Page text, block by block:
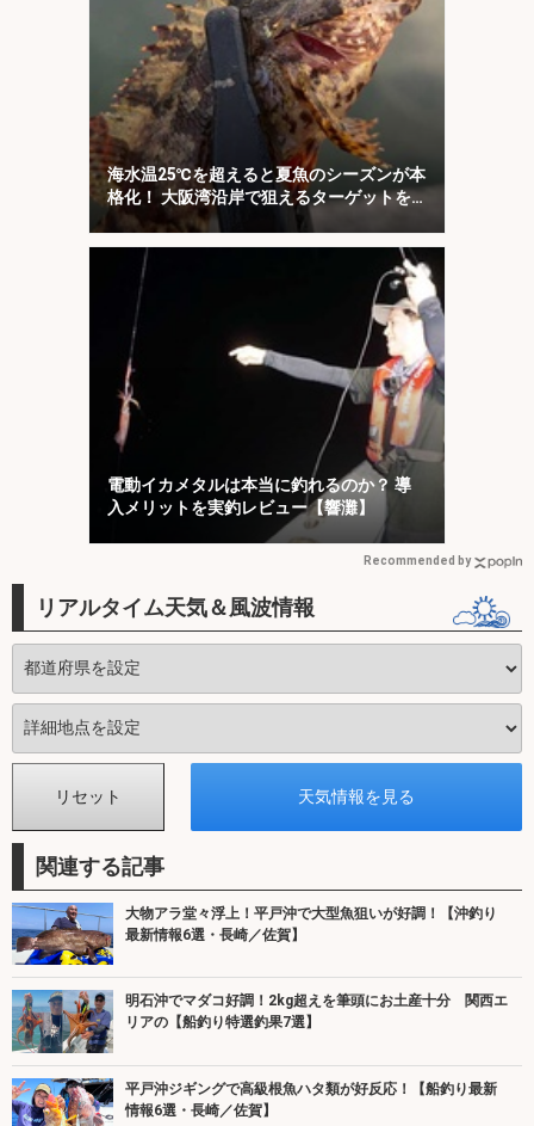
海水温25℃を超えると夏魚のシーズンが本
格化！ 大阪湾沿岸で狙えるターゲットを
紹介
電動イカメタルは本当に釣れるのか？ 導
入メリットを実釣レビュー【響灘】
Recommended by
リアルタイム天気＆風波情報
関連する記事
大物アラ堂々浮上！平戸沖で大型魚狙いが好調！【沖釣り
最新情報6選・長崎／佐賀】
明石沖でマダコ好調！2kg超えを筆頭にお土産十分 関西エ
リアの【船釣り特選釣果7選】
平戸沖ジギングで高級根魚ハタ類が好反応！【船釣り最新
情報6選・長崎／佐賀】